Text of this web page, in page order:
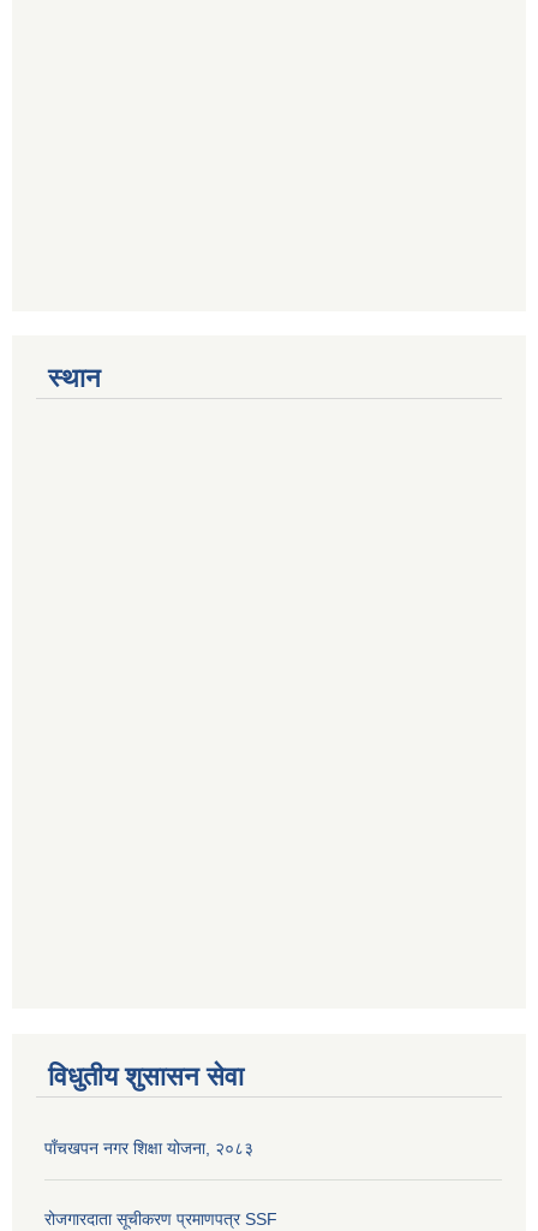
स्थान
विधुतीय शुसासन सेवा
पाँचखपन नगर शिक्षा योजना, २०८३
रोजगारदाता सूचीकरण प्रमाणपत्र SSF